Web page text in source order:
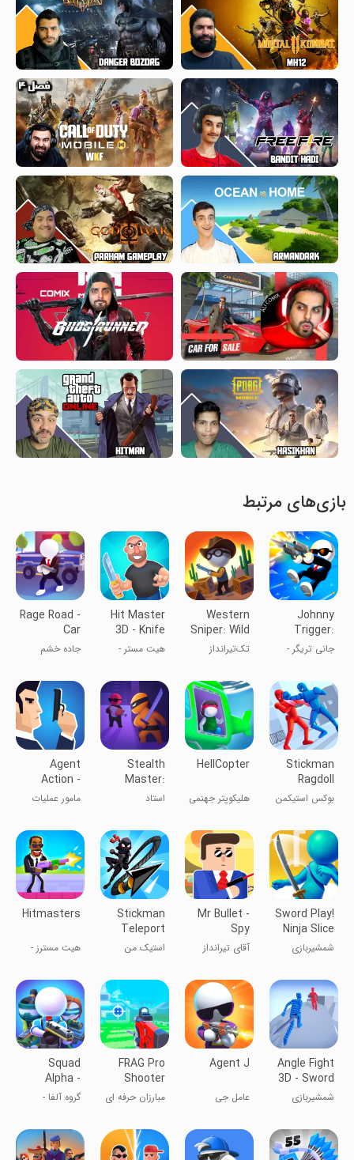
بازی‌های مرتبط
Johnny
Trigger:
Action
Shooter
جانی تریگر -
Western
Sniper: Wild
West FPS
تک‌تیرانداز
Hit Master
3D - Knife
Assassin
هیت مستر -
Rage Road -
Car
Shooting
جاده خشم
Stickman
Ragdoll
Fighter:
Bash
بوکس استیکمن
HellCopter
هلیکوپتر جهنمی
Stealth
Master:
Assassin
استاد
Agent
Action -
Spy
Shooter
مامور عملیات
Sword Play!
Ninja Slice
Runner
شمشیربازی
Mr Bullet -
Spy
Puzzles
آقای تیرانداز
Stickman
Teleport
Master 3D
استیک من
Hitmasters
هیت مسترز -
تیراندازی
Angle Fight
3D - Sword
Game
شمشیربازی
Agent J
عامل جی
FRAG Pro
Shooter
مبارزان حرفه ای
Squad
Alpha -
Action
Shooting
گروه آلفا -